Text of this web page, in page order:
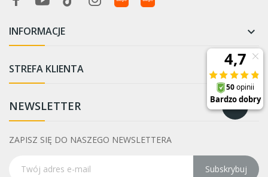
INFORMACJE 
STREFA KLIENTA 
NEWSLETTER
ZAPISZ SIĘ DO NASZEGO NEWSLETTERA
Subskrybuj